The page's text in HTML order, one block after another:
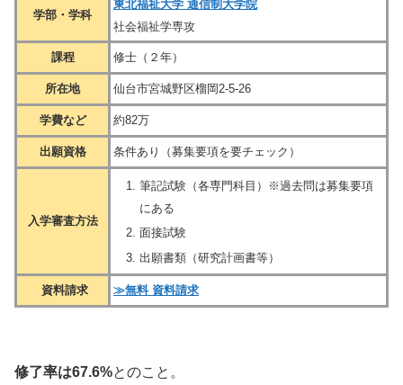
学部・学科
東北福祉大学 通信制大学院
社会福祉学専攻
課程 修士（２年）
所在地 仙台市宮城野区榴岡2-5-26
学費など 約82万
出願資格 条件あり（募集要項を要チェック）
入学審査方法
筆記試験（各専門科目）※過去問は募集要項
にある
面接試験
出願書類（研究計画書等）
資料請求 ≫無料 資料請求
修了率は67.6%とのこと。